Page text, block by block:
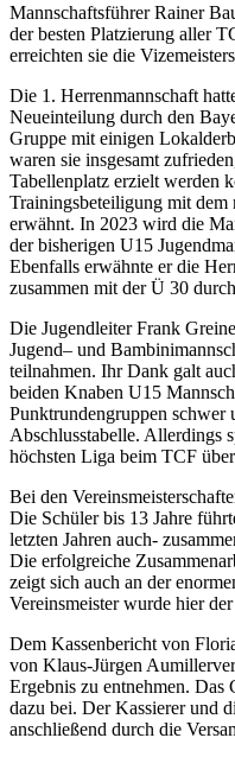
Mannschaftsführer Rainer
der besten Platzierung aller
erreichten sie die
Die 1. Herrenmannschaft
Neueinteilung durch den
Gruppe mit einigen
waren sie insgesamt
Tabellenplatz erzielt werden
Trainingsbeteiligung mit dem
erwähnt. In 2023 wird die
der bisherigen U15
Ebenfalls erwähnte er die
zusammen mit der Ü 30
Die JugendleiterFrank
Jugend– und Bambini
teilnahmen. IhrDank galt
beiden Knaben U15
Punktrundengruppen schwer
Abschlusstabelle. Allerdings
höchsten Liga beim TCF
Bei den
Die Schüler bis 13 Jahre
letzten Jahren auch-
Die erfolgreiche
zeigt sich auch an der
Vereinsmeister wurde hier der
Dem Kassenbericht von
von Klaus-Jürgen Aumiller
Ergebnis zu entnehmen. Das
dazu bei. Der Kassierer und
anschließend durch die